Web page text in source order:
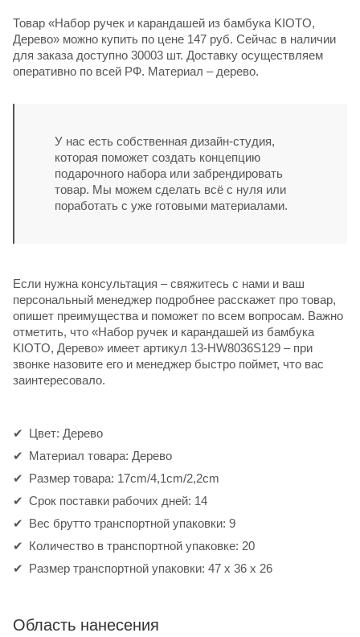
Товар «Набор ручек и карандашей из бамбука KIOTO,
Дерево» можно купить по цене 147 руб. Сейчас в наличии
для заказа доступно 30003 шт. Доставку осуществляем
оперативно по всей РФ. Материал – дерево.
У нас есть собственная дизайн-студия,
которая поможет создать концепцию
подарочного набора или забрендировать
товар. Мы можем сделать всё с нуля или
поработать с уже готовыми материалами.
Если нужна консультация – свяжитесь с нами и ваш
персональный менеджер подробнее расскажет про товар,
опишет преимущества и поможет по всем вопросам. Важно
отметить, что «Набор ручек и карандашей из бамбука
KIOTO, Дерево» имеет артикул 13-HW8036S129 – при
звонке назовите его и менеджер быстро поймет, что вас
заинтересовало.
Цвет: Дерево
Материал товара: Дерево
Размер товара: 17cm/4,1cm/2,2cm
Срок поставки рабочих дней: 14
Вес брутто транспортной упаковки: 9
Количество в транспортной упаковке: 20
Размер транспортной упаковки: 47 x 36 x 26
Область нанесения